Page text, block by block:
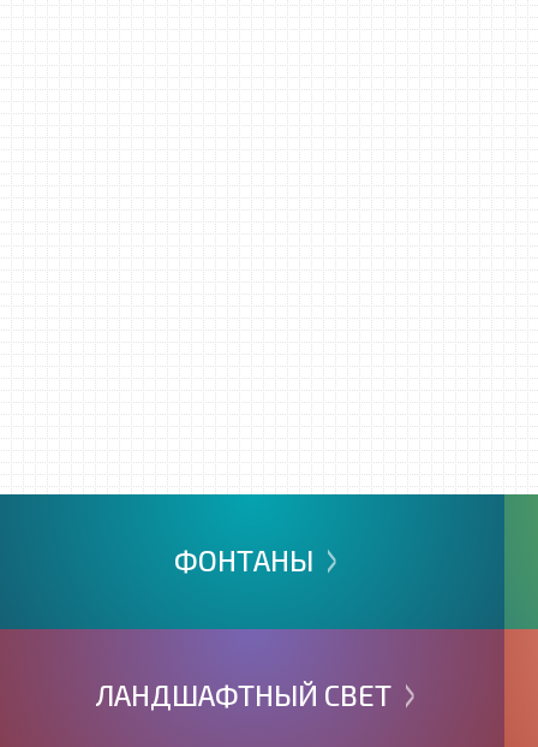
ФОНТАНЫ >
ЛАНДШАФТНЫЙ СВЕТ >